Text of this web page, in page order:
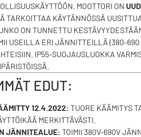
MOOTTORI ON
TARKOITTAA KÄYTÄNNÖSSÄ
ON TUNNETTU
USEILLA ERI JÄNNITTEILLÄ (380-
IP55-SUOJAUSLUOKKA
EDUT:
12.4.2022: TUORE KÄÄMITYS
MERKITTÄVÄSTI.
JÄNNITEALUE: TOIMII 380V-690V